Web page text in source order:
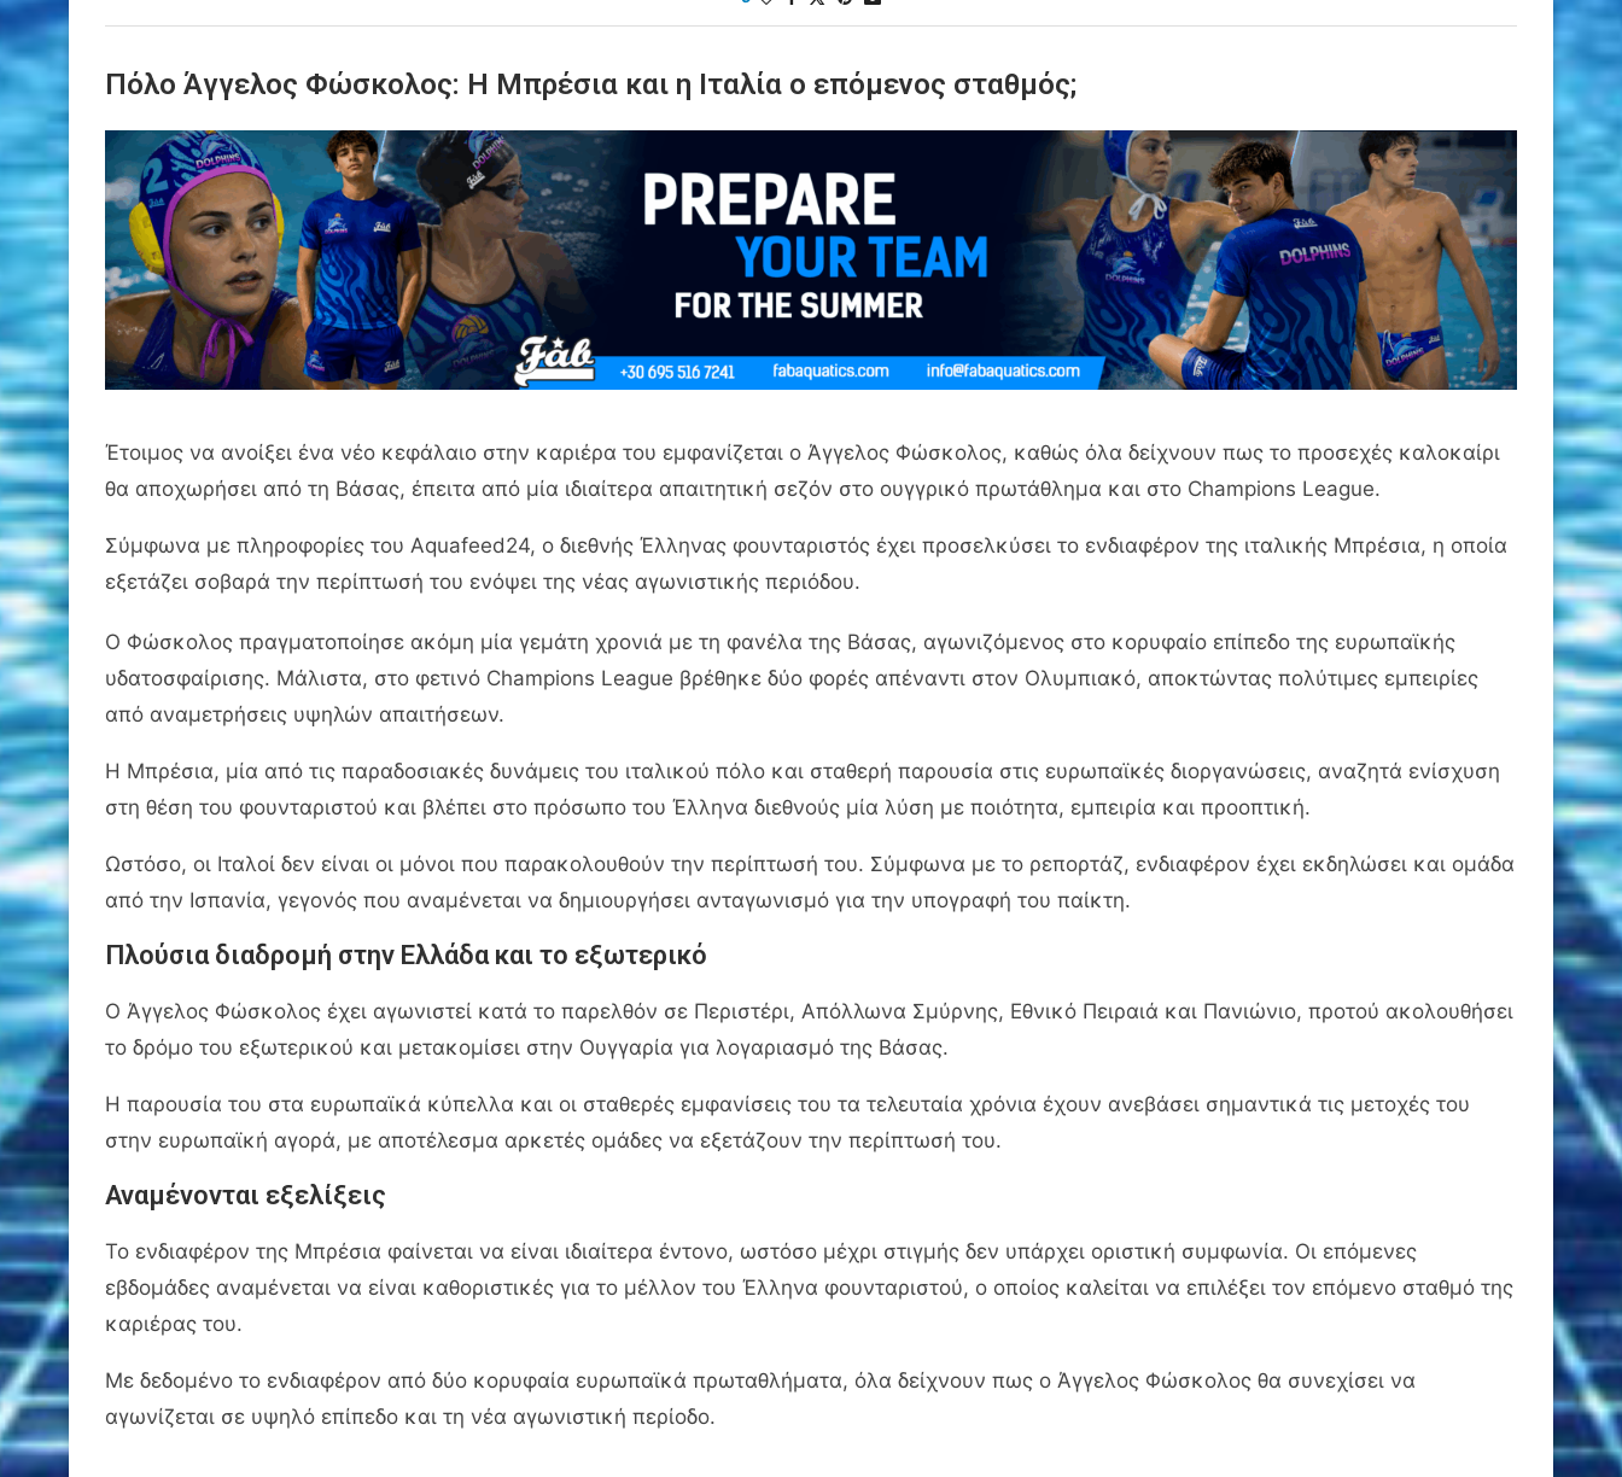
Πόλο Άγγελος Φώσκολος: Η Μπρέσια και η Ιταλία ο επόμενος σταθμός;
Έτοιμος να ανοίξει ένα νέο κεφάλαιο στην καριέρα του εμφανίζεται ο Άγγελος Φώσκολος, καθώς όλα δείχνουν πως το προσεχές καλοκαίρι
θα αποχωρήσει από τη Βάσας, έπειτα από μία ιδιαίτερα απαιτητική σεζόν στο ουγγρικό πρωτάθλημα και στο Champions League.
Σύμφωνα με πληροφορίες του Aquafeed24, ο διεθνής Έλληνας φουνταριστός έχει προσελκύσει το ενδιαφέρον της ιταλικής Μπρέσια, η οποία
εξετάζει σοβαρά την περίπτωσή του ενόψει της νέας αγωνιστικής περιόδου.
Ο Φώσκολος πραγματοποίησε ακόμη μία γεμάτη χρονιά με τη φανέλα της Βάσας, αγωνιζόμενος στο κορυφαίο επίπεδο της ευρωπαϊκής
υδατοσφαίρισης. Μάλιστα, στο φετινό Champions League βρέθηκε δύο φορές απέναντι στον Ολυμπιακό, αποκτώντας πολύτιμες εμπειρίες
από αναμετρήσεις υψηλών απαιτήσεων.
Η Μπρέσια, μία από τις παραδοσιακές δυνάμεις του ιταλικού πόλο και σταθερή παρουσία στις ευρωπαϊκές διοργανώσεις, αναζητά ενίσχυση
στη θέση του φουνταριστού και βλέπει στο πρόσωπο του Έλληνα διεθνούς μία λύση με ποιότητα, εμπειρία και προοπτική.
Ωστόσο, οι Ιταλοί δεν είναι οι μόνοι που παρακολουθούν την περίπτωσή του. Σύμφωνα με το ρεπορτάζ, ενδιαφέρον έχει εκδηλώσει και ομάδα
από την Ισπανία, γεγονός που αναμένεται να δημιουργήσει ανταγωνισμό για την υπογραφή του παίκτη.
Πλούσια διαδρομή στην Ελλάδα και το εξωτερικό
Ο Άγγελος Φώσκολος έχει αγωνιστεί κατά το παρελθόν σε Περιστέρι, Απόλλωνα Σμύρνης, Εθνικό Πειραιά και Πανιώνιο, προτού ακολουθήσει
το δρόμο του εξωτερικού και μετακομίσει στην Ουγγαρία για λογαριασμό της Βάσας.
Η παρουσία του στα ευρωπαϊκά κύπελλα και οι σταθερές εμφανίσεις του τα τελευταία χρόνια έχουν ανεβάσει σημαντικά τις μετοχές του
στην ευρωπαϊκή αγορά, με αποτέλεσμα αρκετές ομάδες να εξετάζουν την περίπτωσή του.
Αναμένονται εξελίξεις
Το ενδιαφέρον της Μπρέσια φαίνεται να είναι ιδιαίτερα έντονο, ωστόσο μέχρι στιγμής δεν υπάρχει οριστική συμφωνία. Οι επόμενες
εβδομάδες αναμένεται να είναι καθοριστικές για το μέλλον του Έλληνα φουνταριστού, ο οποίος καλείται να επιλέξει τον επόμενο σταθμό της
καριέρας του.
Με δεδομένο το ενδιαφέρον από δύο κορυφαία ευρωπαϊκά πρωταθλήματα, όλα δείχνουν πως ο Άγγελος Φώσκολος θα συνεχίσει να
αγωνίζεται σε υψηλό επίπεδο και τη νέα αγωνιστική περίοδο.